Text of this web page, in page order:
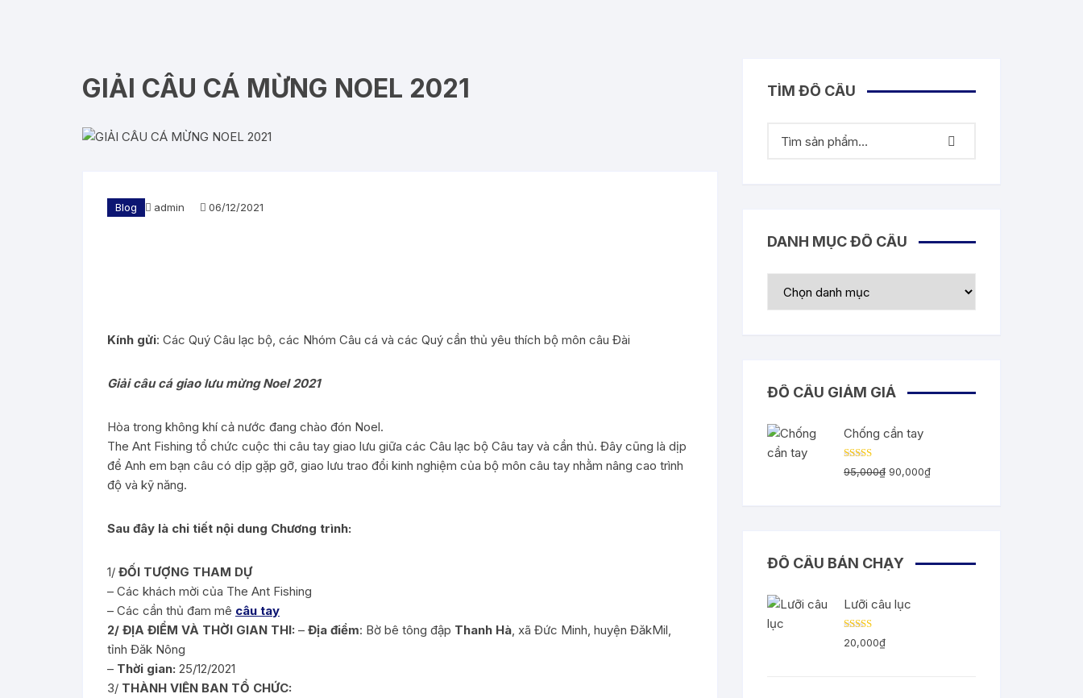
GIẢI CÂU CÁ MỪNG NOEL 2021
Blog admin 06/12/2021
Kính gửi: Các Quý Câu lạc bộ, các Nhóm Câu cá và các Quý cần thủ yêu thích bộ môn câu Đài
Giải câu cá giao lưu mừng Noel 2021
Hòa trong không khí cả nước đang chào đón Noel.
The Ant Fishing tổ chức cuộc thi câu tay giao lưu giữa các Câu lạc bộ Câu tay và cần thủ. Đây cũng là dịp
để Anh em bạn câu có dịp gặp gỡ, giao lưu trao đổi kinh nghiệm của bộ môn câu tay nhằm nâng cao trình
độ và kỹ năng.
Sau đây là chi tiết nội dung Chương trình:
1/ ĐỐI TƯỢNG THAM DỰ
– Các khách mời của The Ant Fishing
– Các cần thủ đam mê câu tay
2/ ĐỊA ĐIỂM VÀ THỜI GIAN THI: – Địa điểm: Bờ bê tông đập Thanh Hà, xã Đức Minh, huyện ĐăkMil,
tỉnh Đăk Nông
– Thời gian: 25/12/2021
3/ THÀNH VIÊN BAN TỔ CHỨC:
TÌM ĐỒ CÂU
DANH MỤC ĐỒ CÂU
ĐỒ CÂU GIẢM GIÁ
Chống cần tay
Được
xếp
95,000₫ Giá
90,000₫Giá
ĐỒ CÂU BÁN CHẠY
Lưỡi câu lục
Được
xếp
20,000₫